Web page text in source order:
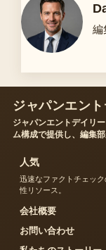
編
ジャパンエン
ジャパンエントデイリ
ム構成で提供し、編集
人気
迅速なファクトチェッ
性リソース。
会社概要
お問い合わせ